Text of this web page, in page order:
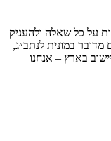
על כל שאלה ולהעניק
במונית לנתב״ג,
בארץ – אנחנו